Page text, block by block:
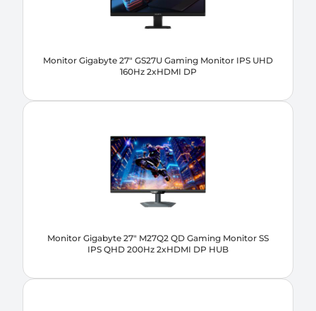
Monitor Gigabyte 27" GS27U Gaming Monitor IPS UHD
160Hz 2xHDMI DP
Monitor Gigabyte 27" M27Q2 QD Gaming Monitor SS
IPS QHD 200Hz 2xHDMI DP HUB